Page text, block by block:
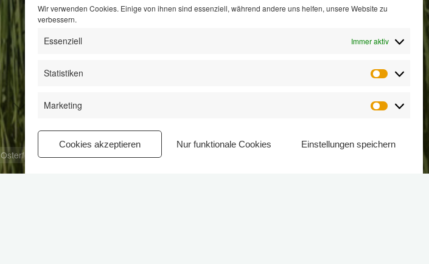
Wir verwenden Cookies. Einige von ihnen sind essenziell, während andere uns helfen, unsere Website zu
verbessern.
Essenziell Immer aktiv
Statistiken
Marketing
Cookies akzeptieren Nur funktionale Cookies Einstellungen speichern
Osterfeuer 2026 in Benthe